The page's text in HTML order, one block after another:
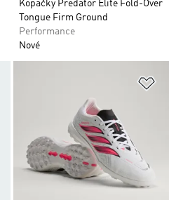
Kopačky Predator Elite Fold-Over
Tongue Firm Ground
Performance
Nové